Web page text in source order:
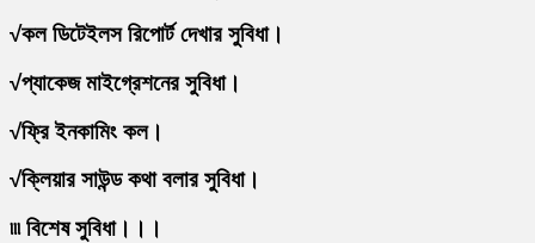
√কল ডিটেইলস রিপোর্ট দেখার সুবিধা।
√প্যাকেজ মাইগ্রেশনের সুবিধা।
√ফ্রি ইনকামিং কল।
√ক্লিয়ার সাউন্ড কথা বলার সুবিধা।
৷৷৷ বিশেষ সুবিধা।।।